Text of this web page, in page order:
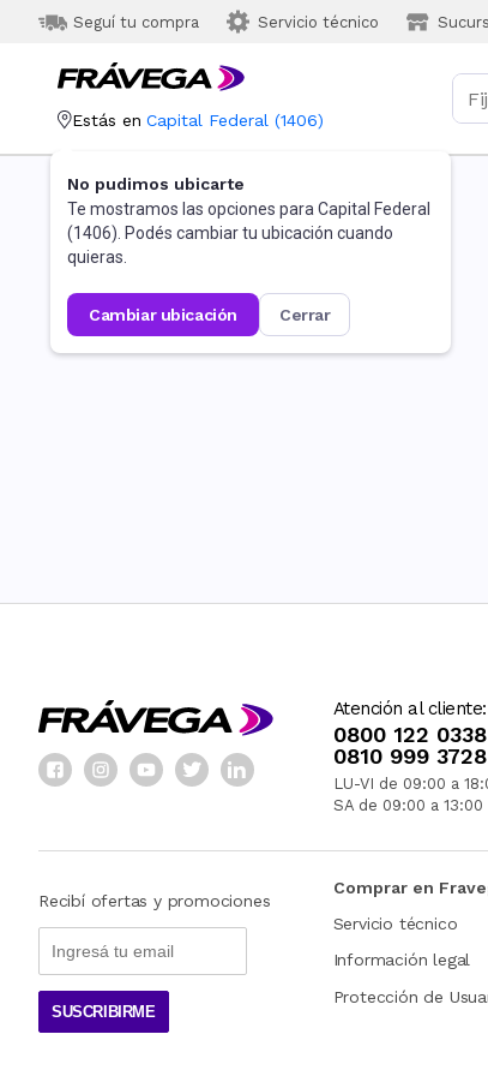
Seguí tu compra Servicio técnico
Estás en Capital Federal (1406)
No pudimos ubicarte
Te mostramos las opciones para Capital Federal
(1406). Podés cambiar tu ubicación cuando
quieras.
cambiar ubicación cerrar
Atención al cliente:
0800 122 0338
0810 999 3728
LU-VI de 09:00 a
SA de 09:00 a 13:00
Recibí ofertas y promociones
SUSCRIBIRME
Comprar en
Servicio técnico
Información legal
Protección de